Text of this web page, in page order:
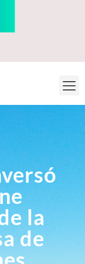
la
de